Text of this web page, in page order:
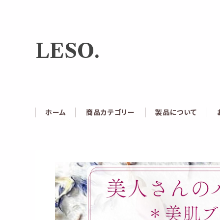
LESO.
ホーム 商品カテゴリー 製品について